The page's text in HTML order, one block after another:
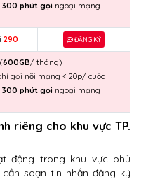
300 phút gọi ngoại mạng
290 ĐĂNG KÝ
600GB/ tháng)
gọi nội mạng < 20p/ cuộc
300 phút gọi ngoại mạng
riêng cho khu vực TP.
động trong khu vực phủ
soạn tin nhắn đăng ký